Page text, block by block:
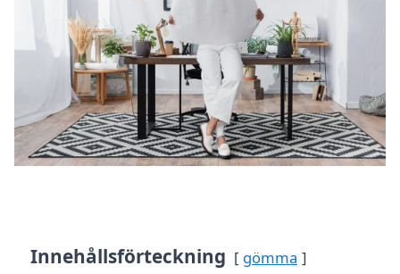
Innehållsförteckning gömma